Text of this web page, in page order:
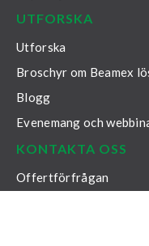
UTFORSKA
Utforska
Broschyr om Beamex
Blogg
Evenemang och
KONTAKTA OSS
Offertförfrågan